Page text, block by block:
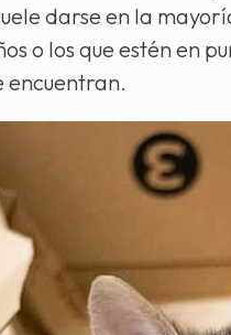
darse en la
o los que estén en
encuentran.